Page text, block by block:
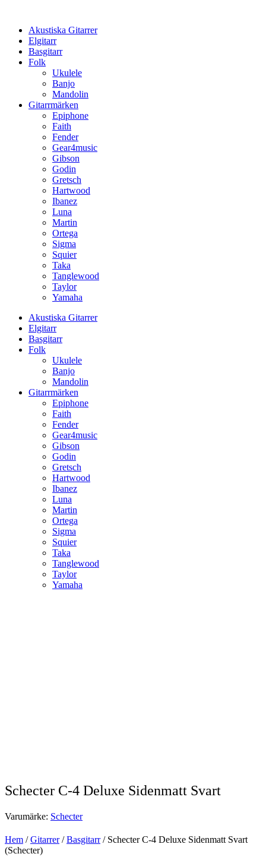
innehållAkustiska Gitarrer
Elgitarr
Basgitarr
Folk
Ukulele
Banjo
Mandolin
Gitarrmärken
Epiphone
Faith
Fender
Gear4music
Gibson
Godin
Gretsch
Hartwood
Ibanez
Luna
Martin
Ortega
Sigma
Squier
Taka
Tanglewood
Taylor
Yamaha
Akustiska Gitarrer
Elgitarr
Basgitarr
Folk
Ukulele
Banjo
Mandolin
Gitarrmärken
Epiphone
Faith
Fender
Gear4music
Gibson
Godin
Gretsch
Hartwood
Ibanez
Luna
Martin
Ortega
Sigma
Squier
Taka
Tanglewood
Taylor
Yamaha
Schecter C-4 Deluxe Sidenmatt Svart
Varumärke: Schecter
Hem /Gitarrer/Basgitarr/ Schecter C-4 Deluxe Sidenmatt Svart
(Schecter)